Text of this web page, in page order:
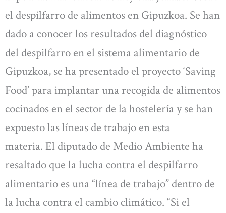
el despilfarro de alimentos en Gipuzkoa. Se han
dado a conocer los resultados del diagnóstico
del despilfarro en el sistema alimentario de
Gipuzkoa, se ha presentado el proyecto ‘Saving
Food’ para implantar una recogida de alimentos
cocinados en el sector de la hostelería y se han
expuesto las líneas de trabajo en esta
materia. El diputado de Medio Ambiente ha
resaltado que la lucha contra el despilfarro
alimentario es una “línea de trabajo” dentro de
la lucha contra el cambio climático. “Si el